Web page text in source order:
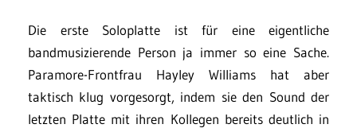
Die erste Soloplatte ist für eine eigentliche
bandmusizierende Person ja immer so eine Sache.
Paramore-Frontfrau Hayley Williams hat aber
taktisch klug vorgesorgt, indem sie den Sound der
letzten Platte mit ihren Kollegen bereits deutlich in